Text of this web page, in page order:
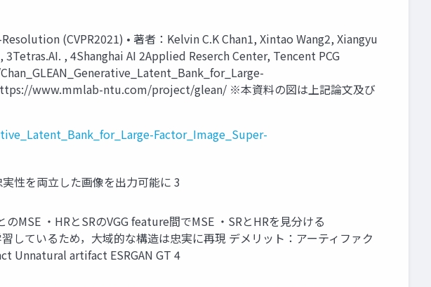
(CVPR2021) • 著者：Kelvin C.K Chan1, Xintao Wang2, Xiangyu
, 4Shanghai AI 2Applied Reserch Center, Tencent PCG
www.mmlab-ntu.com/project/glean/ ※本資料の図は上記論文及び
Factor_Image_Super-
性を両立した画像を出力可能に 3
MSE ・HRとSRのVGG feature間でMSE ・SRとHRを見分ける
ているため，大域的な構造は忠実に再現 デメリット：アーティファク
Unnatural artifact ESRGAN GT 4